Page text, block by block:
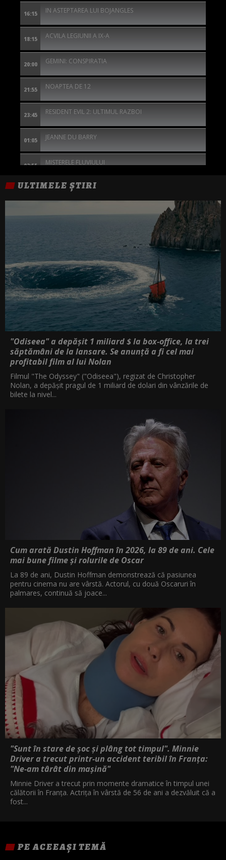
16:15 IN ASTEPTAREA LUI BOJANGLES
18:15 ACVILA LEGIUNII A IX-A
20:00 GEMINI: CONSPIRATIA
21:55 NOAPTEA DE 12
23:45 RESIDENT EVIL 2: ULTIMUL RAZBOI
01:05 JEANNE DU BARRY
02:55 MISTERELE FLUVIULUI
05:10 INTOARCEREA
ULTIMELE ȘTIRI
"Odiseea" a depășit 1 miliard $ la box-office, la trei
săptămâni de la lansare. Se anunță a fi cel mai
profitabil film al lui Nolan
Filmul "The Odyssey" ("Odiseea"), regizat de Christopher
Nolan, a depăşit pragul de 1 miliard de dolari din vânzările de
bilete la nivel...
Cum arată Dustin Hoffman în 2026, la 89 de ani. Cele
mai bune filme și rolurile de Oscar
La 89 de ani, Dustin Hoffman demonstrează că pasiunea
pentru cinema nu are vârstă. Actorul, cu două Oscaruri în
palmares, continuă să joace...
"Sunt în stare de șoc și plâng tot timpul". Minnie
Driver a trecut printr-un accident teribil în Franța:
"Ne-am târât din mașină"
Minnie Driver a trecut prin momente dramatice în timpul unei
călătorii în Franța. Actrița în vârstă de 56 de ani a dezvăluit că a
fost...
PE ACEEAȘI TEMĂ